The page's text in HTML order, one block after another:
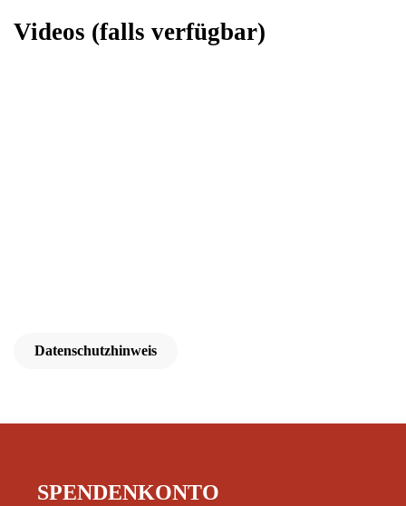
Videos (falls verfügbar)
Datenschutzhinweis
SPENDENKONTO